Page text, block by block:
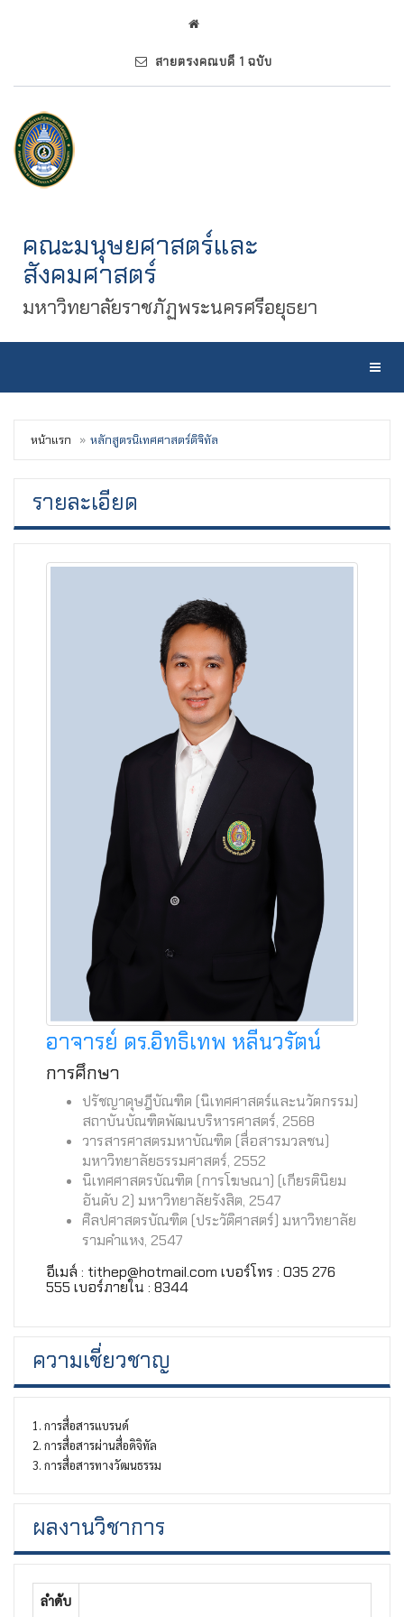
สายตรงคณบดี 1 ฉบับ
คณะมนุษยศาสตร์และ
สังคมศาสตร์
มหาวิทยาลัยราชภัฏพระนครศรีอยุธยา
หน้าแรก หลักสูตรนิเทศศาสตร์ดิจิทัล
รายละเอียด
อาจารย์ ดร.อิทธิเทพ หลีนวรัตน์
การศึกษา
ปรัชญาดุษฎีบัณฑิต (นิเทศศาสตร์และนวัตกรรม)
สถาบันบัณฑิตพัฒนบริหารศาสตร์, 2568
วารสารศาสตรมหาบัณฑิต (สื่อสารมวลชน)
มหาวิทยาลัยธรรมศาสตร์, 2552
นิเทศศาสตรบัณฑิต (การโฆษณา) (เกียรตินิยม
อันดับ 2) มหาวิทยาลัยรังสิต, 2547
ศิลปศาสตรบัณฑิต (ประวัติศาสตร์) มหาวิทยาลัย
รามคำแหง, 2547
อีเมล์ : tithep@hotmail.com เบอร์โทร : 035 276
555 เบอร์ภายใน : 8344
ความเชี่ยวชาญ
1. การสื่อสารแบรนด์
2. การสื่อสารผ่านสื่อดิจิทัล
3. การสื่อสารทางวัฒนธรรม
ผลงานวิชาการ
ลำดับ